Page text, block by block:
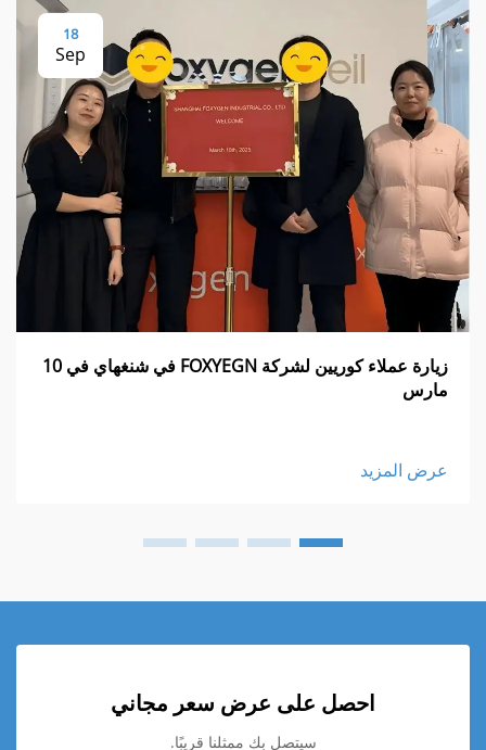
18
Sep
زيارة عملاء كوريين لشركة FOXYEGN في شنغهاي في 10
مارس
عرض المزيد
احصل على عرض سعر مجاني
سيتصل بك ممثلنا قريبًا.